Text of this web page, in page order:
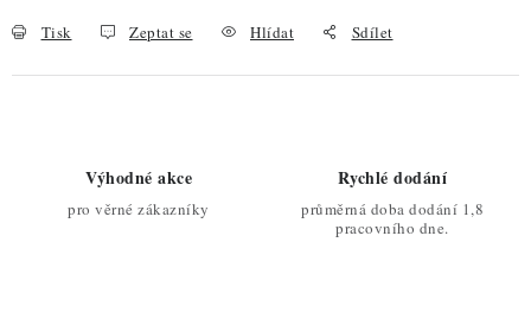
Tisk Zeptat se Hlídat Sdílet
Výhodné akce
pro věrné zákazníky
Rychlé dodání
průměrná doba dodání 1,8
pracovního dne.